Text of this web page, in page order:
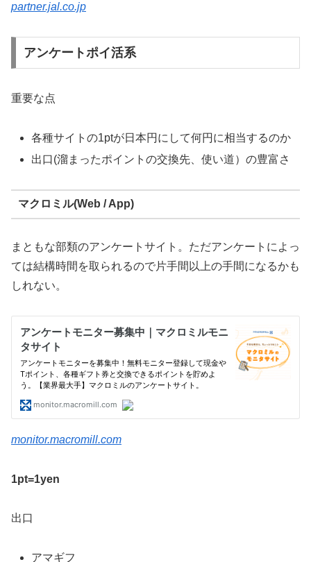
partner.jal.co.jp
アンケートポイ活系
重要な点
各種サイトの1ptが日本円にして何円に相当するのか
出口(溜まったポイントの交換先、使い道）の豊富さ
マクロミル(Web / App)
まともな部類のアンケートサイト。ただアンケートによっ
ては結構時間を取られるので片手間以上の手間になるかも
しれない。
monitor.macromill.com
1pt=1yen
出口
アマギフ